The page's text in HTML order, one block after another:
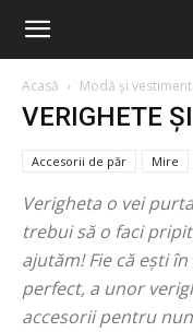
Acasă Modă și
VERIGHETE
Accesorii de păr Mire
Verigheta o vei
trebui să o faci
ajutăm! Fie că ești
perfect, a unor
accesorii pentru